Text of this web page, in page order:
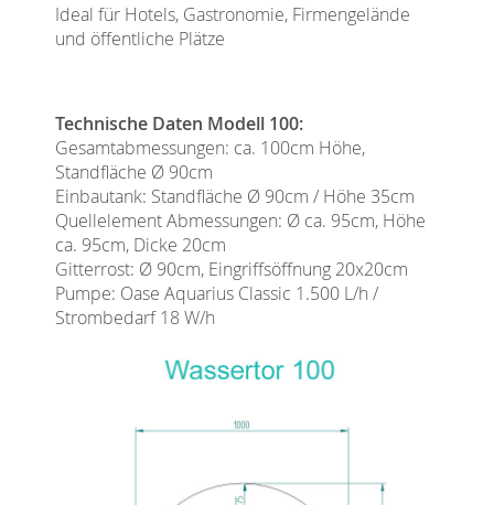
Ideal für Hotels, Gastronomie, Firmengelände
und öffentliche Plätze
Technische Daten Modell 100:
Gesamtabmessungen: ca. 100cm Höhe,
Standfläche Ø 90cm
Einbautank: Standfläche Ø 90cm / Höhe 35cm
Quellelement Abmessungen: Ø ca. 95cm, Höhe
ca. 95cm, Dicke 20cm
Gitterrost: Ø 90cm, Eingriffsöffnung 20x20cm
Pumpe: Oase Aquarius Classic 1.500 L/h /
Strombedarf 18 W/h